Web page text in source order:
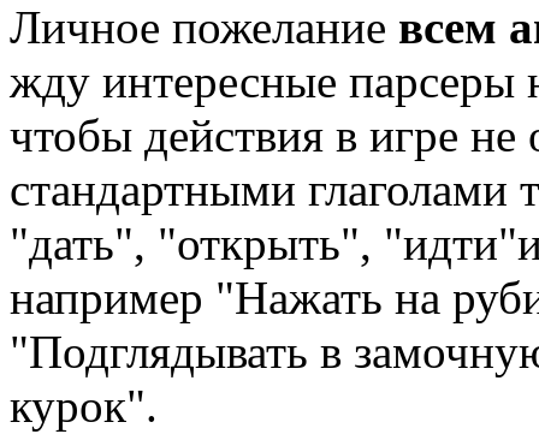
Личное пожелание всем
жду интересные парсеры
чтобы действия в игре
стандартными глаголами
"дать", "открыть",
например "Нажать на
"Подглядывать в
курок".